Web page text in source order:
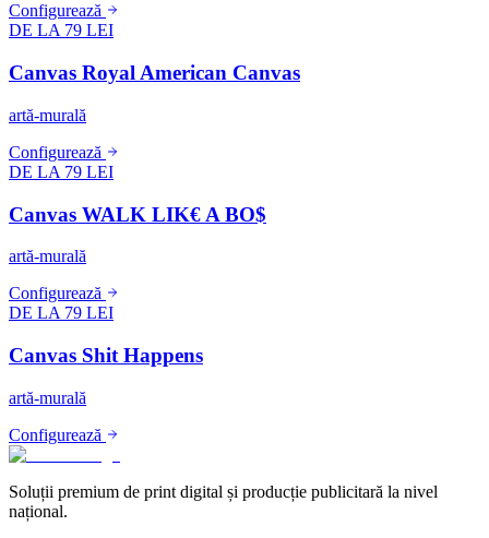
Configurează
DE LA 79 LEI
Canvas Royal American Canvas
artă-murală
Configurează
DE LA 79 LEI
Canvas WALK LIK€ A BO$
artă-murală
Configurează
DE LA 79 LEI
Canvas Shit Happens
artă-murală
Configurează
Soluții premium de print digital și producție publicitară la nivel
național.